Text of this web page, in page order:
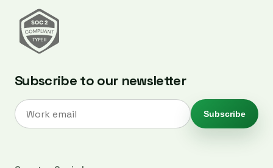
Subscribe to our newsletter
Subscribe